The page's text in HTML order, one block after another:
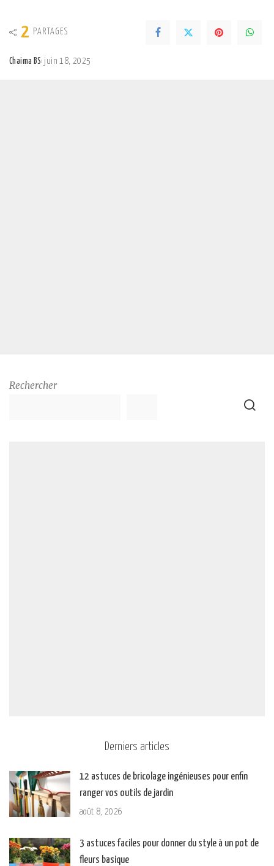
2 PARTAGES
Chaima BS juin 18, 2025
Rechercher
Derniers articles
12 astuces de bricolage ingénieuses pour enfin
ranger vos outils de jardin
août 8, 2026
3 astuces faciles pour donner du style à un pot de
fleurs basique